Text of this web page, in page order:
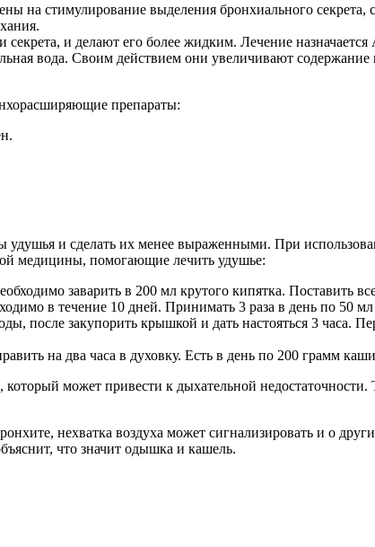
на стимулирование выделения бронхиального
и делают его более жидким. Лечение
вода. Своим действием они увеличивают содержание
препараты:
и сделать их менее выраженными. При
медицины, помогающие лечить удушье:
заварить в 200 мл крутого кипятка. Поставить
в течение 10 дней. Принимать 3 раза в день по 50 мл
после закупорить крышкой и дать настояться 3 часа.
на два часа в духовку. Есть в день по 200 грамм
может привести к дыхательной
нехватка воздуха может сигнализировать и о
что значит одышка и кашель.